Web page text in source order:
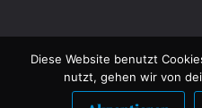
Diese Website benutzt
nutzt, gehen wir von